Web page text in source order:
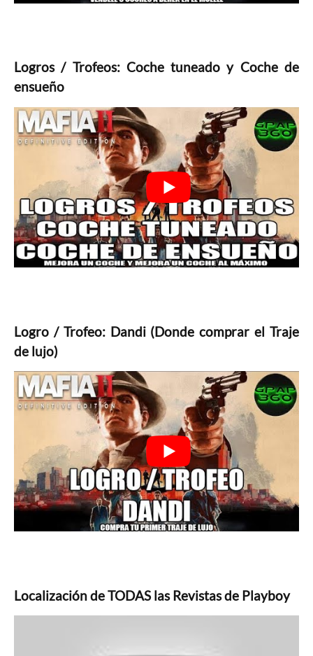
Logros / Trofeos: Coche tuneado y Coche de
ensueño
Logro / Trofeo: Dandi (Donde comprar el Traje
de lujo)
Localización de TODAS las Revistas de Playboy